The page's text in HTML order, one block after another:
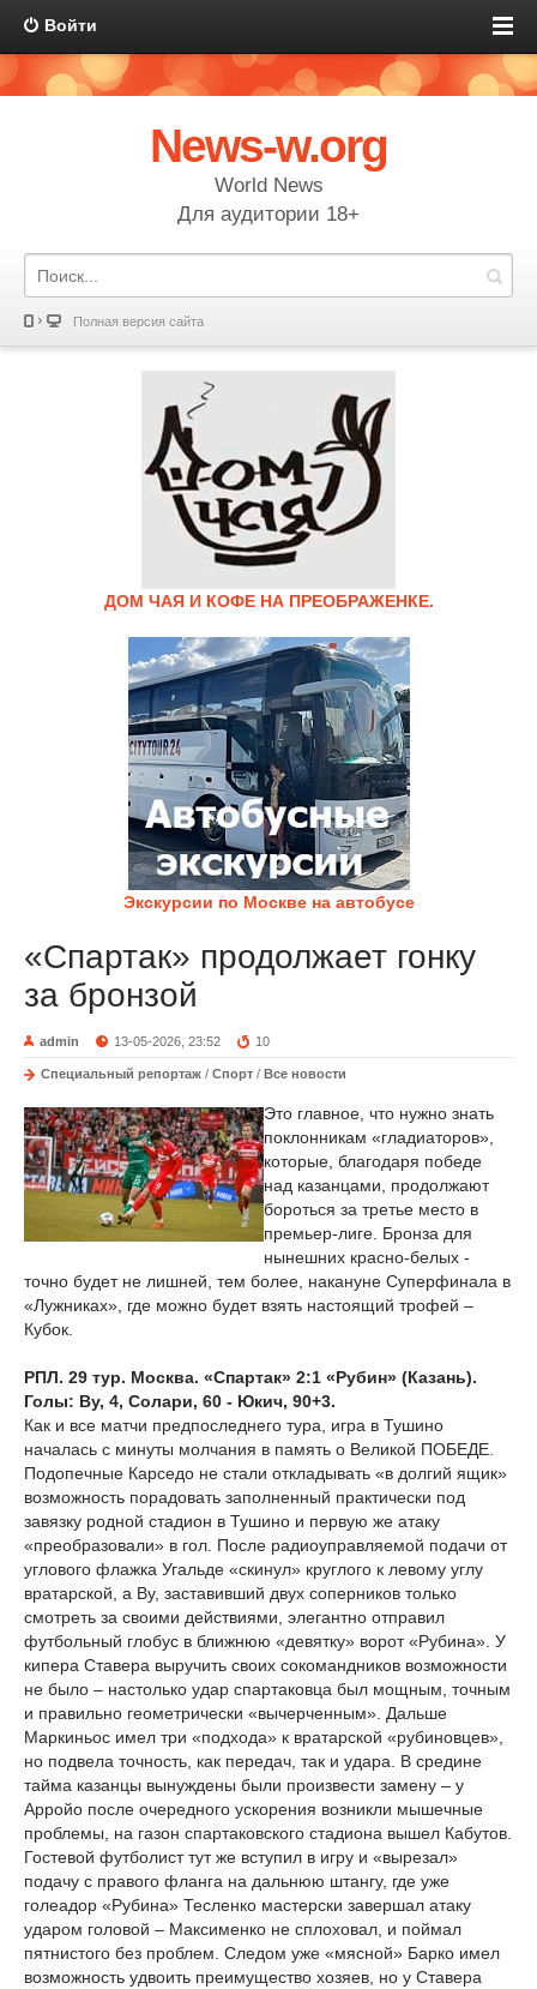
Войти
News-w.org
World News
Для аудитории 18+
Полная версия сайта
ДОМ ЧАЯ И КОФЕ НА ПРЕОБРАЖЕНКЕ.
Экскурсии по Москве на автобусе
«Спартак» продолжает гонку
за бронзой
admin 13-05-2026, 23:52 10
Специальный репортаж / Спорт / Все новости
Это главное, что нужно знать
поклонникам «гладиаторов»,
которые, благодаря победе
над казанцами, продолжают
бороться за третье место в
премьер-лиге. Бронза для
нынешних красно-белых -
точно будет не лишней, тем более, накануне Суперфинала в
«Лужниках», где можно будет взять настоящий трофей –
Кубок.
РПЛ. 29 тур. Москва. «Спартак» 2:1 «Рубин» (Казань).
Голы: Ву, 4, Солари, 60 - Юкич, 90+3.
Как и все матчи предпоследнего тура, игра в Тушино
началась с минуты молчания в память о Великой ПОБЕДЕ.
Подопечные Карседо не стали откладывать «в долгий ящик»
возможность порадовать заполненный практически под
завязку родной стадион в Тушино и первую же атаку
«преобразовали» в гол. После радиоуправляемой подачи от
углового флажка Угальде «скинул» круглого к левому углу
вратарской, а Ву, заставивший двух соперников только
смотреть за своими действиями, элегантно отправил
футбольный глобус в ближнюю «девятку» ворот «Рубина». У
кипера Ставера выручить своих сокомандников возможности
не было – настолько удар спартаковца был мощным, точным
и правильно геометрически «вычерченным». Дальше
Маркиньос имел три «подхода» к вратарской «рубиновцев»,
но подвела точность, как передач, так и удара. В средине
тайма казанцы вынуждены были произвести замену – у
Арройо после очередного ускорения возникли мышечные
проблемы, на газон спартаковского стадиона вышел Кабутов.
Гостевой футболист тут же вступил в игру и «вырезал»
подачу с правого фланга на дальнюю штангу, где уже
голеадор «Рубина» Тесленко мастерски завершал атаку
ударом головой – Максименко не сплоховал, и поймал
пятнистого без проблем. Следом уже «мясной» Барко имел
возможность удвоить преимущество хозяев, но у Ставера